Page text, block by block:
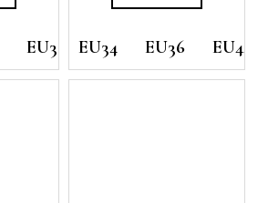
EU38 EU34 EU36 EU44